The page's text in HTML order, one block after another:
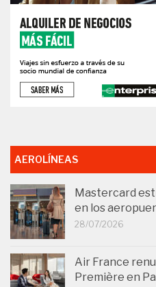
AEROLÍNEAS
Mastercard
en los
28/07/2026
Air France
Première en